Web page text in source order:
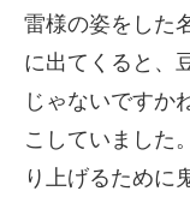
雷様の姿をした
に出てくると、
じゃないですか
こしていました
り上げるために